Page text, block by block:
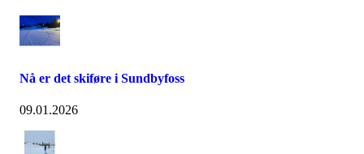
Nå er det skiføre i Sundbyfoss
09.01.2026